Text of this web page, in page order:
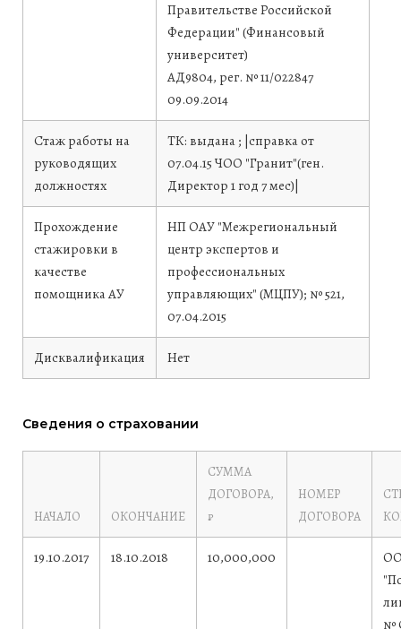
Правительстве Российской
Федерации" (Финансовый
университет)
АД9804, рег. № 11/022847
09.09.2014
Стаж работы на
руководящих
должностях
ТК: выдана ; |справка от
07.04.15 ЧОО "Гранит"(ген.
Директор 1 год 7 мес)|
Прохождение
стажировки в
качестве
помощника АУ
НП ОАУ "Межрегиональный
центр экспертов и
профессиональных
управляющих" (МЦПУ); № 521,
07.04.2015
Дисквалификация Нет
Сведения о страховании
НАЧАЛО ОКОНЧАНИЕ
СУММА
ДОГОВОРА,
₽
НОМЕР
ДОГОВОРА
19.10.2017 18.10.2018 10,000,000
№